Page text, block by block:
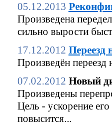
05.12.2013
Произведена
сильно вырости
17.12.2012 Переезд
Произведён переезд
07.02.2012 Новый
Произведены
Цель - ускорение
повысится...